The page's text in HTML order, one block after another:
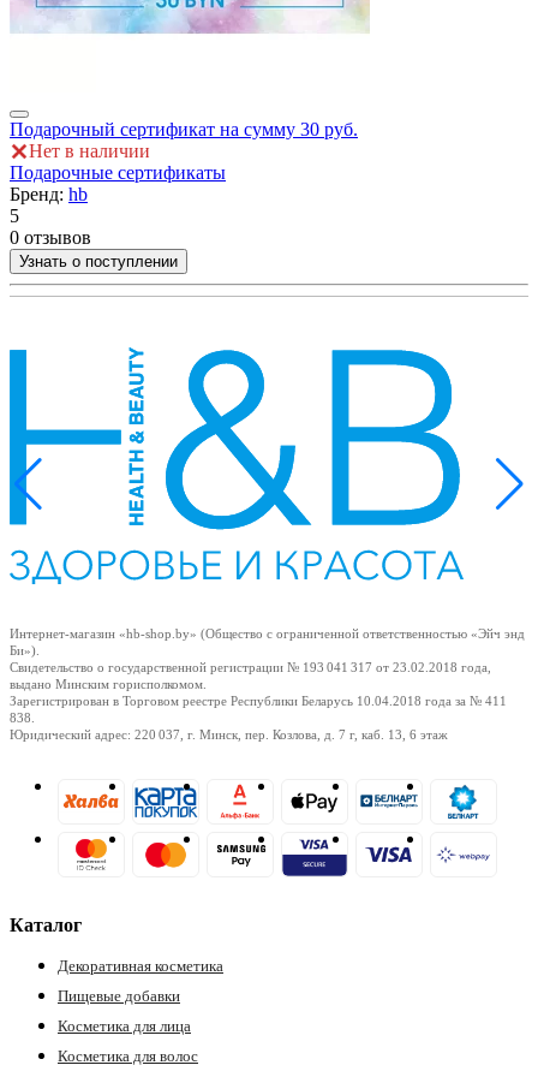
Подарочный сертификат на сумму 30 руб.
Нет в наличии
Подарочные сертификаты
Бренд: hb
5
0 отзывов
Узнать о поступлении
Интернет-магазин «hb-shop.by» (Общество с ограниченной ответственностью «Эйч энд
Би»).
Свидетельство о государственной регистрации № 193 041 317 от 23.02.2018 года,
выдано Минским горисполкомом.
Зарегистрирован в Торговом реестре Республики Беларусь 10.04.2018 года за № 411
838.
Юридический адрес: 220 037, г. Минск, пер. Козлова, д. 7 г, каб. 13, 6 этаж
Каталог
Декоративная косметика
Пищевые добавки
Косметика для лица
Косметика для волос